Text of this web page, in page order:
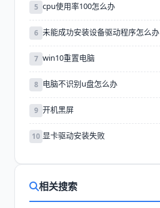
5 cpu使用率100怎么办
6 未能成功安装设备驱动程序怎么办
7 win10重置电脑
8 电脑不识别u盘怎么办
9 开机黑屏
10 显卡驱动安装失败
相关搜索